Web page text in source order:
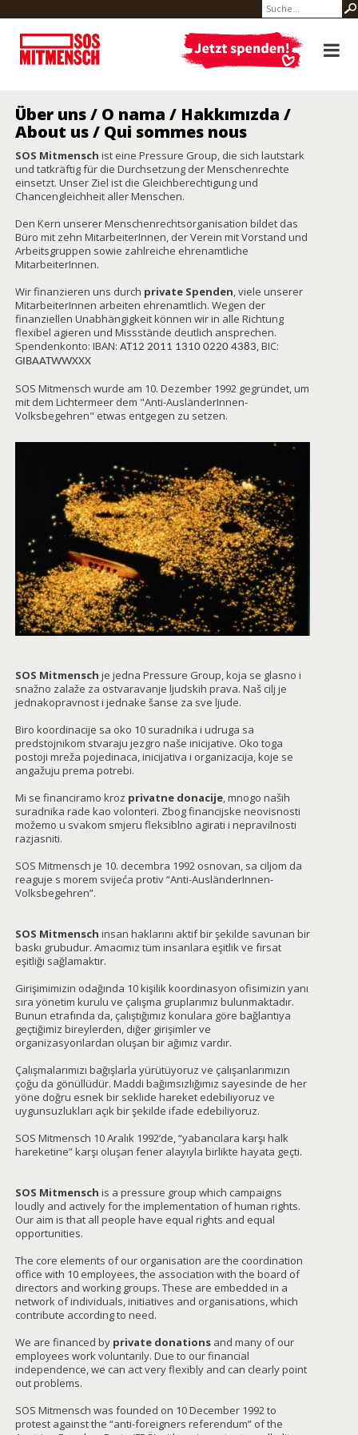
Über uns / O nama / Hakkımızda /
About us / Qui sommes nous
SOS Mitmensch ist eine Pressure Group, die sich lautstark
und tatkräftig für die Durchsetzung der Menschenrechte
einsetzt. Unser Ziel ist die Gleichberechtigung und
Chancengleichheit aller Menschen.
Den Kern unserer Menschenrechtsorganisation bildet das
Büro mit zehn MitarbeiterInnen, der Verein mit Vorstand und
Arbeitsgruppen sowie zahlreiche ehrenamtliche
MitarbeiterInnen.
Wir finanzieren uns durch private Spenden, viele unserer
MitarbeiterInnen arbeiten ehrenamtlich. Wegen der
finanziellen Unabhängigkeit können wir in alle Richtung
flexibel agieren und Missstände deutlich ansprechen.
Spendenkonto: IBAN: AT12 2011 1310 0220 4383, BIC:
GIBAATWWXXX
SOS Mitmensch wurde am 10. Dezember 1992 gegründet, um
mit dem Lichtermeer dem "Anti-AusländerInnen-
Volksbegehren" etwas entgegen zu setzen.
SOS Mitmensch je jedna Pressure Group, koja se glasno i
snažno zalaže za ostvaravanje ljudskih prava. Naš cilj je
jednakopravnost i jednake šanse za sve ljude.
Biro koordinacije sa oko 10 suradnika i udruga sa
predstojnikom stvaraju jezgro naše inicijative. Oko toga
postoji mreža pojedinaca, inicijativa i organizacija, koje se
angažuju prema potrebi.
Mi se financiramo kroz privatne donacije, mnogo naših
suradnika rade kao volonteri. Zbog financijske neovisnosti
možemo u svakom smjeru fleksiblno agirati i nepravilnosti
razjasniti.
SOS Mitmensch je 10. decembra 1992 osnovan, sa ciljom da
reaguje s morem svijeća protiv “Anti-AusländerInnen-
Volksbegehren”.
SOS Mitmensch insan haklarını aktif bir şekilde savunan bir
baskı grubudur. Amacımız tüm insanlara eşitlik ve fırsat
eşitliği sağlamaktır.
Girişimimizin odağında 10 kişilik koordinasyon ofisimizin yanı
sıra yönetim kurulu ve çalışma gruplarımız bulunmaktadır.
Bunun etrafında da, çalıştığımız konulara göre bağlantıya
geçtiğimiz bireylerden, diğer girişimler ve
organizasyonlardan oluşan bir ağımız vardır.
Çalışmalarımızı bağışlarla yürütüyoruz ve çalışanlarımızın
çoğu da gönüllüdür. Maddi bağımsızlığımız sayesinde de her
yöne doğru esnek bir seklide hareket edebiliyoruz ve
uygunsuzlukları açık bir şekilde ifade edebiliyoruz.
SOS Mitmensch 10 Aralık 1992’de, “yabancılara karşı halk
hareketine” karşı oluşan fener alayıyla birlikte hayata geçti.
SOS Mitmensch is a pressure group which campaigns
loudly and actively for the implementation of human rights.
Our aim is that all people have equal rights and equal
opportunities.
The core elements of our organisation are the coordination
office with 10 employees, the association with the board of
directors and working groups. These are embedded in a
network of individuals, initiatives and organisations, which
contribute according to need.
We are financed by private donations and many of our
employees work voluntarily. Due to our financial
independence, we can act very flexibly and can clearly point
out problems.
SOS Mitmensch was founded on 10 December 1992 to
protest against the “anti-foreigners referendum” of the